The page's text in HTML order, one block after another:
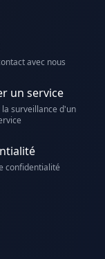
avec nous
un service
surveillance d'un
confidentialité